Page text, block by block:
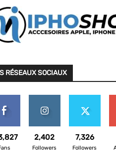
RÉSEAUX SOCIAUX
2,402
Followers
7,326
Followers